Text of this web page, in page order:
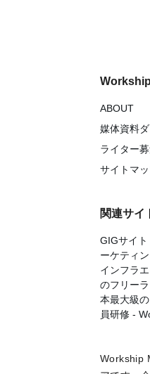
ABOUT
媒体資料
ライター
サイトマ
関連サイ
GIGサイト
ーケティ
インフラ
のフリー
本最大級
員研修 -
Workship